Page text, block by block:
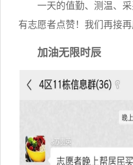
一天的值勤、测温、
有志愿者点赞！我们再接
加油无限时辰